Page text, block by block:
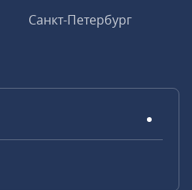
Санкт-Петербург